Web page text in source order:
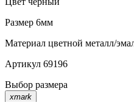
Размер 6мм
Материал цветной металл/
Артикул 69196
Выбор размера
xmark